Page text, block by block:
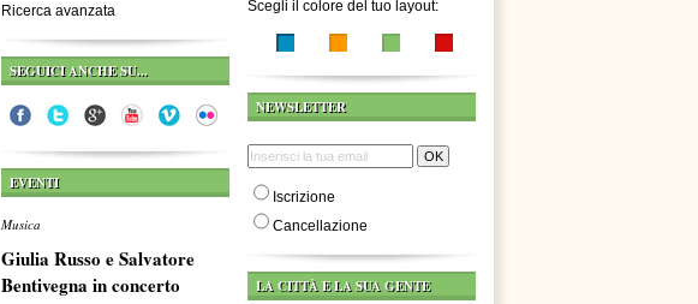
Ricerca avanzata
SEGUICI ANCHE SU...
EVENTI
Musica
Giulia Russo e Salvatore
Bentivegna in concerto
Scegli il colore del tuo layout:
NEWSLETTER
Iscrizione
Cancellazione
LA CITTÀ E LA SUA GENTE